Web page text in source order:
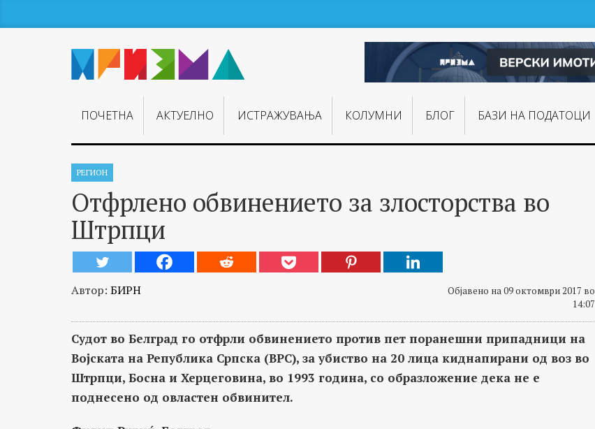
ПОЧЕТНА АКТУЕЛНО ИСТРАЖУВАЊA КОЛУМНИ БЛОГ БАЗИ НА ПОДАТОЦИ
РЕГИОН
Отфрлено обвинението за злосторства во
Штрпци
Автор: БИРН
Објавено на 09 октомври 2017 во
14:07
Судот во Белград го отфрли обвинението против пет поранешни припадници на
Војската на Република Српска (ВРС), за убиство на 20 лица киднапирани од воз во
Штрпци, Босна и Херцеговина, во 1993 година, со образложение дека не е
поднесено од овластен обвинител.